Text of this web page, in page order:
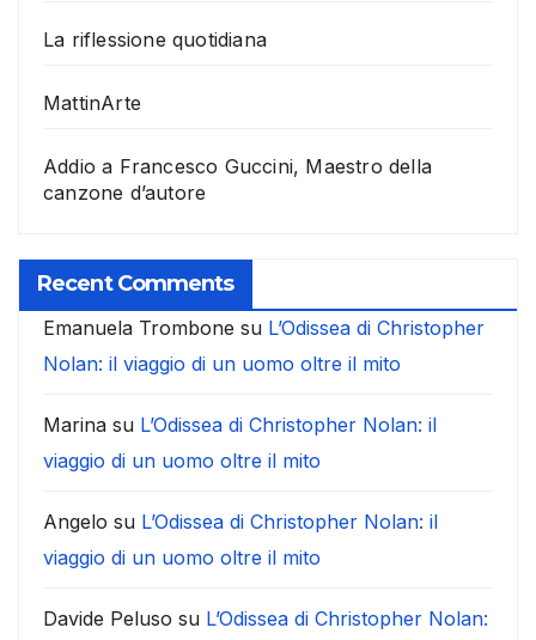
La riflessione quotidiana
MattinArte
Addio a Francesco Guccini, Maestro della
canzone d’autore
Recent Comments
Emanuela Trombone su L’Odissea di Christopher
Nolan: il viaggio di un uomo oltre il mito
Marina su L’Odissea di Christopher Nolan: il
viaggio di un uomo oltre il mito
Angelo su L’Odissea di Christopher Nolan: il
viaggio di un uomo oltre il mito
Davide Peluso su L’Odissea di Christopher Nolan: